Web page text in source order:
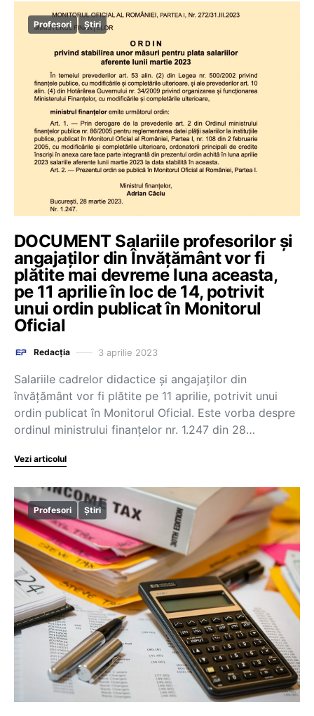
Profesori Știri
DOCUMENT Salariile profesorilor și
angajaților din Învățământ vor fi
plătite mai devreme luna aceasta,
pe 11 aprilie în loc de 14, potrivit
unui ordin publicat în Monitorul
Oficial
Redacția 3 aprilie 2023
Salariile cadrelor didactice și angajaților din
învățământ vor fi plătite pe 11 aprilie, potrivit unui
ordin publicat în Monitorul Oficial. Este vorba despre
ordinul ministrului finanțelor nr. 1.247 din 28…
Vezi articolul
Profesori Știri